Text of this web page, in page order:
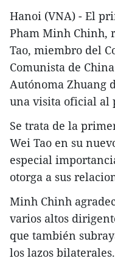
Hanoi (VNA) - El
Pham Minh Chinh,
Tao, miembro del
Comunista de
Autónoma Zhuang
una visita oficial al
Se trata de la
Wei Tao en su
especial
otorga a sus
Minh Chinh
varios altos
que también
los lazos bilaterales.